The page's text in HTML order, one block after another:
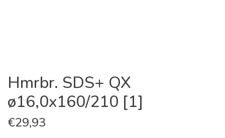
Hmrbr. SDS+ QX
ø16,0x160/210 [1]
€29,93